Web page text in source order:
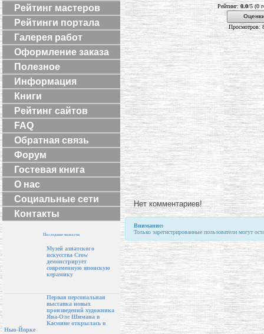
Рейтинг мастеров
Рейтинги портала
Галерея работ
Оформление заказа
Полезное
Информация
Книги
Рейтинг сайтов
FAQ
Обратная связь
Форум
Гостевая книга
О нас
Социальные сети
Контакты
Последние новости
Музей азиатского
искусства Crow
демонстрирует
современную японскую
керамику
Первая персональная
выставка новых
произведений художника
Яна-Оле Шимана в
Касмине открылась в
Нью-Йорке
Рейтинг:0.0/5 (0
Просмотров:
Нет комментариев!
Внимание:
Только зарегистрированные пользователи могут